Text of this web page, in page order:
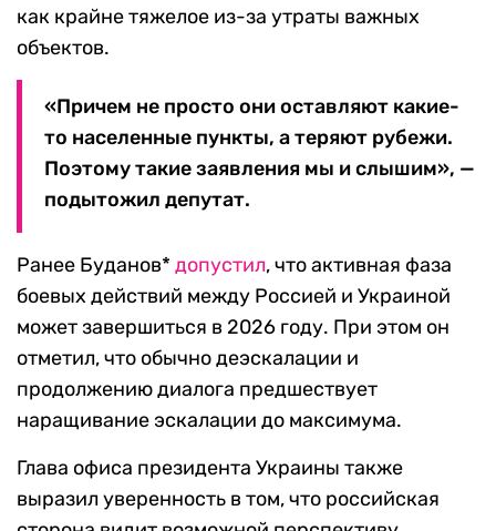
как крайне тяжелое из-за утраты важных
объектов.
«Причем не просто они оставляют какие-
то населенные пункты, а теряют рубежи.
Поэтому такие заявления мы и слышим», —
подытожил депутат.
Ранее Буданов* допустил, что активная фаза
боевых действий между Россией и Украиной
может завершиться в 2026 году. При этом он
отметил, что обычно деэскалации и
продолжению диалога предшествует
наращивание эскалации до максимума.
Глава офиса президента Украины также
выразил уверенность в том, что российская